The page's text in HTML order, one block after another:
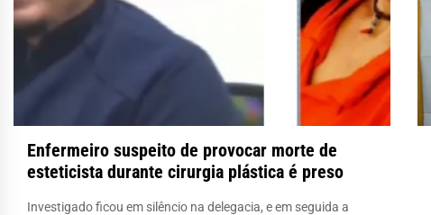
Enfermeiro suspeito de provocar morte de
esteticista durante cirurgia plástica é preso
Investigado ficou em silêncio na delegacia, e em seguida a